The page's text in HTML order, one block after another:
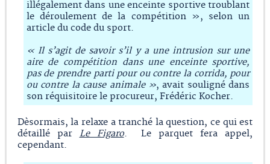
illégalement dans une enceinte sportive troublant
le déroulement de la compétition », selon un
article du code du sport.
« Il s’agit de savoir s’il y a une intrusion sur une
aire de compétition dans une enceinte sportive,
pas de prendre parti pour ou contre la corrida, pour
ou contre la cause animale », avait souligné dans
son réquisitoire le procureur, Frédéric Kocher.
Dèsormais, la relaxe a tranché la question, ce qui est
détaillé par Le Figaro. Le parquet fera appel,
cependant.